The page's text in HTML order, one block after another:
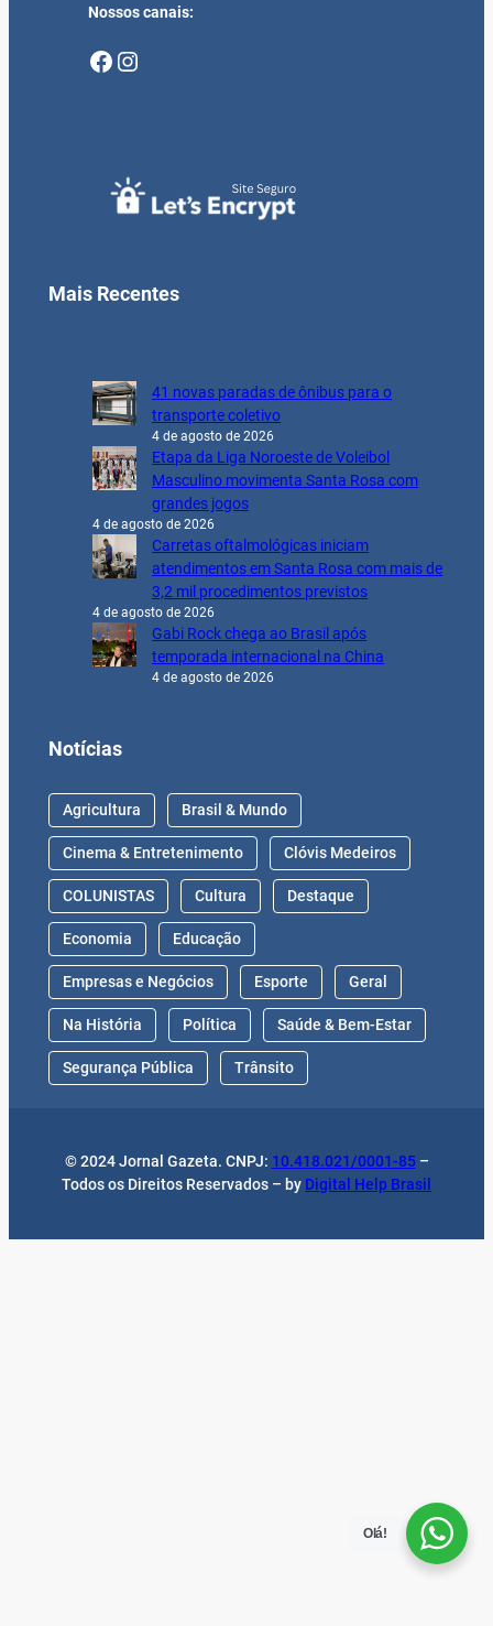
Nossos canais:
Facebook Instagram
Mais Recentes
41 novas paradas de ônibus para o
transporte coletivo
4 de agosto de 2026
Etapa da Liga Noroeste de Voleibol
Masculino movimenta Santa Rosa com
grandes jogos
4 de agosto de 2026
Carretas oftalmológicas iniciam
atendimentos em Santa Rosa com mais de
3,2 mil procedimentos previstos
4 de agosto de 2026
Gabi Rock chega ao Brasil após
temporada internacional na China
4 de agosto de 2026
Notícias
Agricultura Brasil & Mundo
Cinema & Entretenimento Clóvis Medeiros
COLUNISTAS Cultura Destaque
Economia Educação
Empresas e Negócios Esporte Geral
Na História Política Saúde & Bem-Estar
Segurança Pública Trânsito
© 2024 Jornal Gazeta. CNPJ: 10.418.021/0001-85–
Todos os Direitos Reservados – by Digital Help Brasil
Olá!